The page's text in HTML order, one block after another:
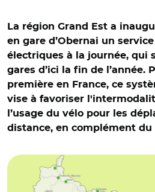
La région Grand Est a
en gare d’Obernai un
électriques à la journée, qui
gares d’ici la fin de l’année.
première en France, ce
vise à favoriser
l’usage du vélo pour les
distance, en complément du